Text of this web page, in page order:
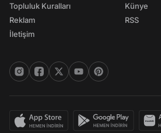
Topluluk Kuralları
Reklam
İletişim
Künye
RSS